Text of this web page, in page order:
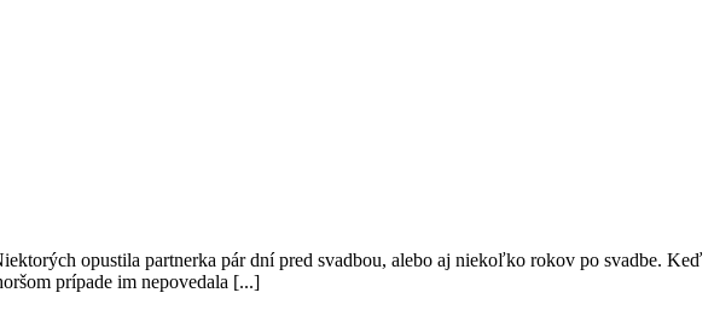
opustila partnerka pár dní pred svadbou, alebo aj niekoľko rokov po svadbe. Keď
prípade im nepovedala [...]